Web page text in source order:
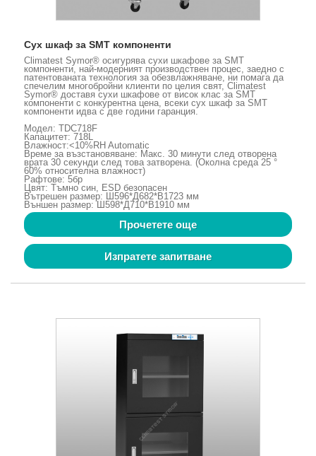
Сух шкаф за SMT компоненти
Climatest Symor® осигурява сухи шкафове за SMT
компоненти, най-модерният производствен процес, заедно с
патентованата технология за обезвлажняване, ни помага да
спечелим многобройни клиенти по целия свят, Climatest
Symor® доставя сухи шкафове от висок клас за SMT
компоненти с конкурентна цена, всеки сух шкаф за SMT
компоненти идва с две години гаранция.
Модел: TDC718F
Капацитет: 718L
Влажност:<10%RH Automatic
Време за възстановяване: Макс. 30 минути след отворена
врата 30 секунди след това затворена. (Околна среда 25 °
60% относителна влажност)
Рафтове: 5бр
Цвят: Тъмно син, ESD безопасен
Вътрешен размер: Ш596*Д682*В1723 мм
Външен размер: Ш598*Д710*В1910 мм
Прочетете още
Изпратете запитване